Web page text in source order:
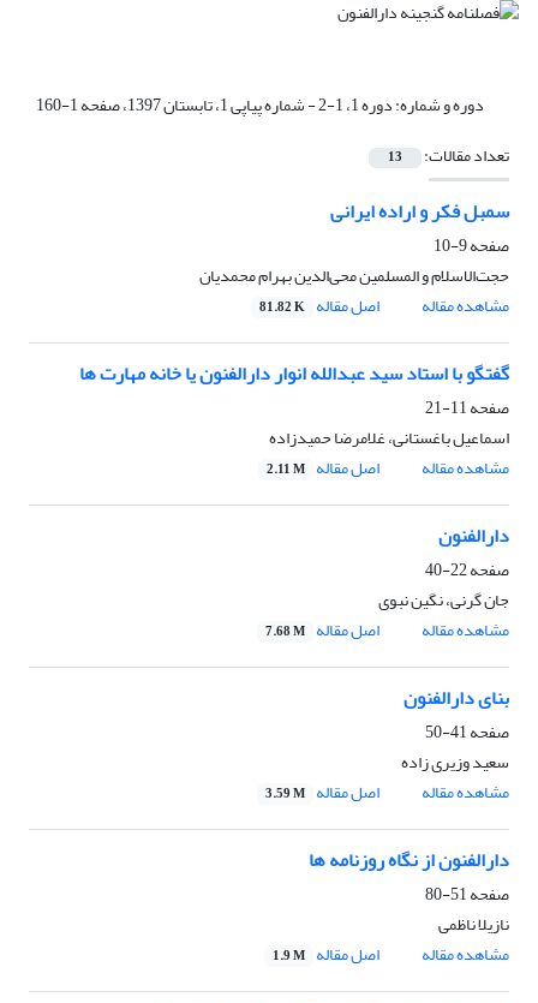
دوره و شماره:دوره 1، 1-2 - شماره پیاپی 1، تابستان 1397، صفحه 1-160
تعداد مقالات:
13
سمبل فکر و اراده ایرانی
صفحه9-10
حجت‌الاسلام و المسلمین محی‌الدین بهرام محمدیان
مشاهده مقاله
اصل مقاله 81.82 K
گفتگو با استاد سید عبدالله انوار دارالفنون یا خانه مهارت ها
صفحه11-21
اسماعیل باغستانی، غلامرضا حمیدزاده
مشاهده مقاله
اصل مقاله 2.11 M
دارالفنون
صفحه22-40
جان گرنی، نگین نبوی
مشاهده مقاله
اصل مقاله 7.68 M
بنای دارالفنون
صفحه41-50
سعید وزیری زاده
مشاهده مقاله
اصل مقاله 3.59 M
دارالفنون از نگاه روزنامه ها
صفحه51-80
نازیلا ناظمی
مشاهده مقاله
اصل مقاله 1.9 M